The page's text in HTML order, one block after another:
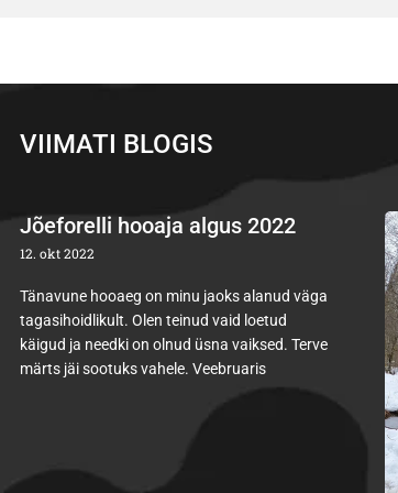
VIIMATI BLOGIS
Jõeforelli hooaja algus 2022
12. okt 2022
Tänavune hooaeg on minu jaoks alanud väga
tagasihoidlikult. Olen teinud vaid loetud
käigud ja needki on olnud üsna vaiksed. Terve
märts jäi sootuks vahele. Veebruaris